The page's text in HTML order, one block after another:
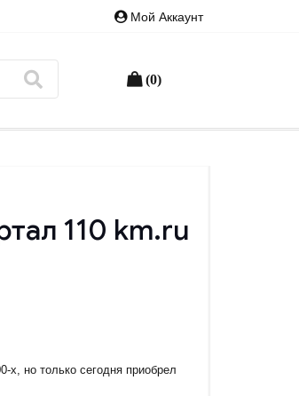
Мой Аккаунт
(0)
110 km.ru
х, но только сегодня приобрел